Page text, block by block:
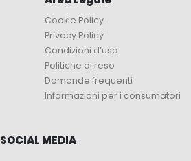
Cookie Policy
Privacy Policy
Condizioni d’uso
Politiche di reso
Domande frequenti
Informazioni per i consumatori
SOCIAL MEDIA